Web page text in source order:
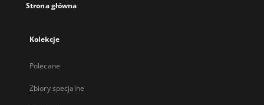
Strona główna
Kolekcje
Polecane
Zbiory specjalne